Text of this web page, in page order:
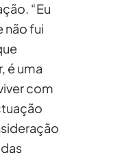
“Eu
não fui
é uma
com